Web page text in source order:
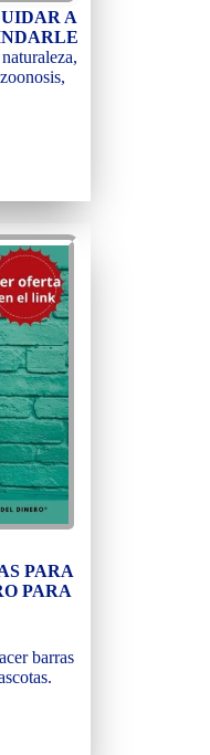
A
PARA
PARA
barras